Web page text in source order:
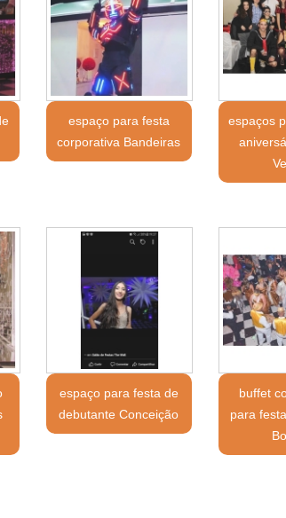
espaço para festa
corporativa Bandeiras
espaços
espaço para festa de
debutante Conceição
buffet
para